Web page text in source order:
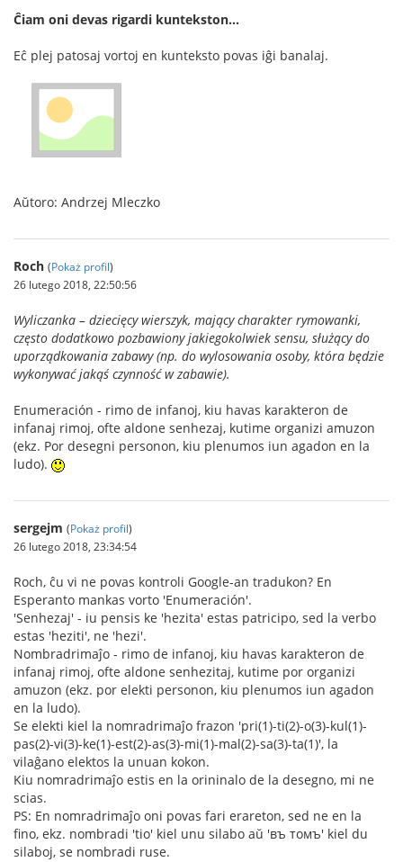
Ĉiam oni devas rigardi kuntekston…
Eĉ plej patosaj vortoj en kunteksto povas iĝi banalaj.
Aŭtoro: Andrzej Mleczko
Roch (Pokaż profil)
26 lutego 2018, 22:50:56
Wyliczanka – dziecięcy wierszyk, mający charakter rymowanki,
często dodatkowo pozbawiony jakiegokolwiek sensu, służący do
uporządkowania zabawy (np. do wylosowania osoby, która będzie
wykonywać jakąś czynność w zabawie).
Enumeración - rimo de infanoj, kiu havas karakteron de
infanaj rimoj, ofte aldone senhezaj, kutime organizi amuzon
(ekz. Por desegni personon, kiu plenumos iun agadon en la
ludo).
sergejm (Pokaż profil)
26 lutego 2018, 23:34:54
Roch, ĉu vi ne povas kontroli Google-an tradukon? En
Esperanto mankas vorto 'Enumeración'.
'Senhezaj' - iu pensis ke 'hezita' estas patricipo, sed la verbo
estas 'heziti', ne 'hezi'.
Nombradrimaĵo - rimo de infanoj, kiu havas karakteron de
infanaj rimoj, ofte aldone senhezitaj, kutime por organizi
amuzon (ekz. por elekti personon, kiu plenumos iun agadon
en la ludo).
Se elekti kiel la nomradrimaĵo frazon 'pri(1)-ti(2)-o(3)-kul(1)-
pas(2)-vi(3)-ke(1)-est(2)-as(3)-mi(1)-mal(2)-sa(3)-ta(1)', la
vilaĝano elektos la unuan kokon.
Kiu nomradrimaĵo estis en la orininalo de la desegno, mi ne
scias.
PS: En nomradrimaĵo oni povas fari erareton, sed ne en la
fino, ekz. nombradi 'tio' kiel unu silabo aŭ 'въ томъ' kiel du
silaboj, se nombradi ruse.